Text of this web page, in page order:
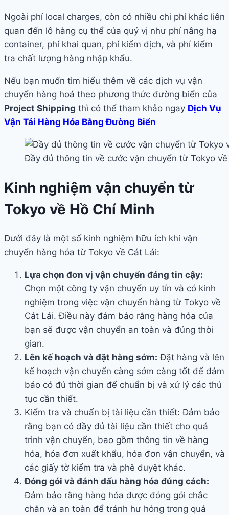
Ngoài phí local charges, còn có nhiều chi phí khác liên
quan đến lô hàng cụ thể của quý vị như phí nâng hạ
container, phí khai quan, phí kiểm dịch, và phí kiểm
tra chất lượng hàng nhập khẩu.
Nếu bạn muốn tìm hiểu thêm về các dịch vụ vận
chuyển hàng hoá theo phương thức đường biển của
Project Shipping thì có thể tham khảo ngay Dịch Vụ
Vận Tải Hàng Hóa Bằng Đường Biển
Đầy đủ thông tin về cước vận chuyển từ Tokyo
Kinh nghiệm vận chuyển từ
Tokyo về Hồ Chí Minh
Dưới đây là một số kinh nghiệm hữu ích khi vận
chuyển hàng hóa từ Tokyo về Cát Lái:
Lựa chọn đơn vị vận chuyển đáng tin cậy:
Chọn một công ty vận chuyển uy tín và có kinh
nghiệm trong việc vận chuyển hàng từ Tokyo về
Cát Lái. Điều này đảm bảo rằng hàng hóa của
bạn sẽ được vận chuyển an toàn và đúng thời
gian.
Lên kế hoạch và đặt hàng sớm: Đặt hàng và lên
kế hoạch vận chuyển càng sớm càng tốt để đảm
bảo có đủ thời gian để chuẩn bị và xử lý các thủ
tục cần thiết.
Kiểm tra và chuẩn bị tài liệu cần thiết: Đảm bảo
rằng bạn có đầy đủ tài liệu cần thiết cho quá
trình vận chuyển, bao gồm thông tin về hàng
hóa, hóa đơn xuất khẩu, hóa đơn vận chuyển, và
các giấy tờ kiểm tra và phê duyệt khác.
Đóng gói và đánh dấu hàng hóa đúng cách:
Đảm bảo rằng hàng hóa được đóng gói chắc
chắn và an toàn để tránh hư hỏng trong quá